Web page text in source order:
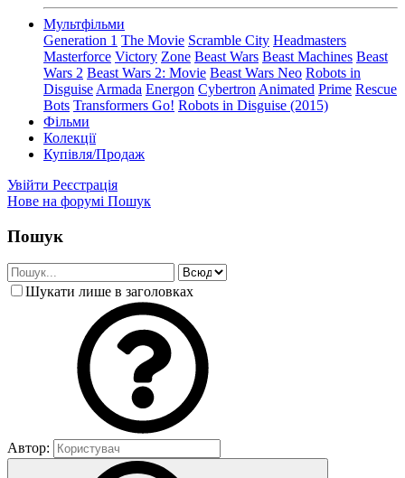
Мультфільми
Generation 1 The Movie Scramble City Headmasters
Masterforce Victory Zone Beast Wars Beast Machines Beast
Wars 2 Beast Wars 2: Movie Beast Wars Neo Robots in
Disguise Armada Energon Cybertron Animated Prime Rescue
Bots Transformers Go! Robots in Disguise (2015)
Фільми
Колекції
Купівля/Продаж
Увійти Реєстрація
Нове на форумі Пошук
Пошук
Шукати лише в заголовках
Автор: